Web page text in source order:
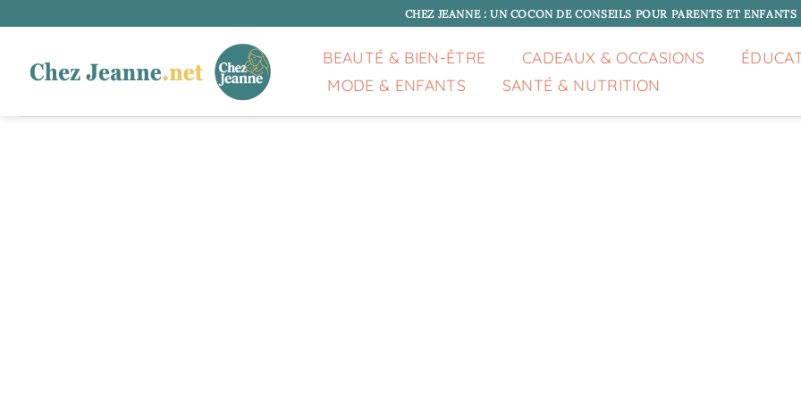
au
CHEZ JEANNE : UN COCON DE CONSEILS POUR PARENTS ET ENFANTS
BEAUTÉ & BIEN-ÊTRE CADEAUX & OCCASIONS
MODE & ENFANTS
SANTÉ & NUTRITION